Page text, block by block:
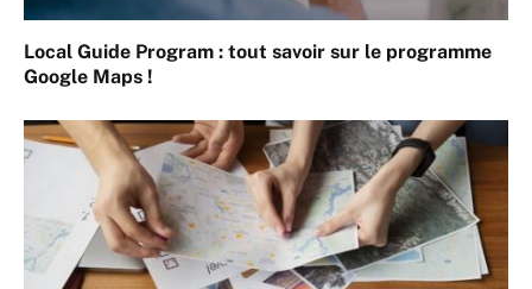
Local Guide Program : tout savoir sur le programme
Google Maps !